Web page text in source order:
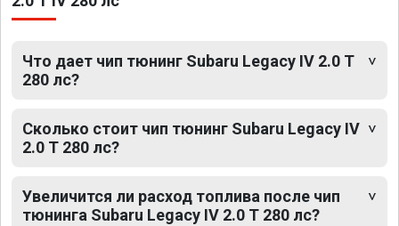
Что дает чип тюнинг Subaru Legacy IV 2.0 T
280 лс?
Сколько стоит чип тюнинг Subaru Legacy IV
2.0 T 280 лс?
Увеличится ли расход топлива после чип
тюнинга Subaru Legacy IV 2.0 T 280 лс?